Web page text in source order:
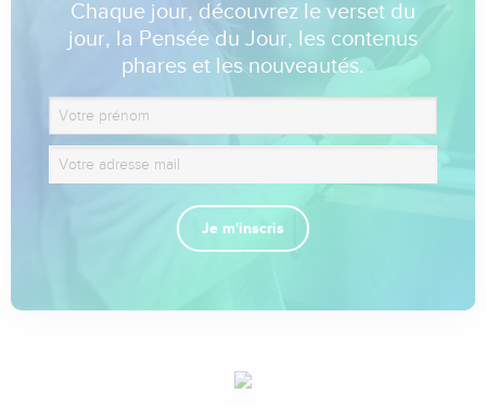
Chaque jour, découvrez le verset du
jour, la Pensée du Jour, les contenus
phares et les nouveautés.
Je m'inscris